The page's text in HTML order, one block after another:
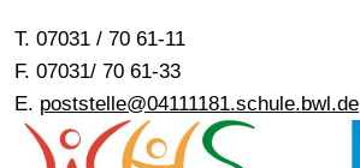
T. 07031 / 70 61-11
F. 07031/ 70 61-33
E. poststelle@04111181.schule.bwl.de